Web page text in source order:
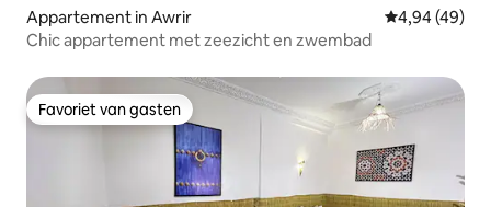
Appartement in Awrir Gemiddelde
4,94 (49)
Chic appartement met zeezicht en zwembad
Favoriet van gasten
Favoriet van gasten